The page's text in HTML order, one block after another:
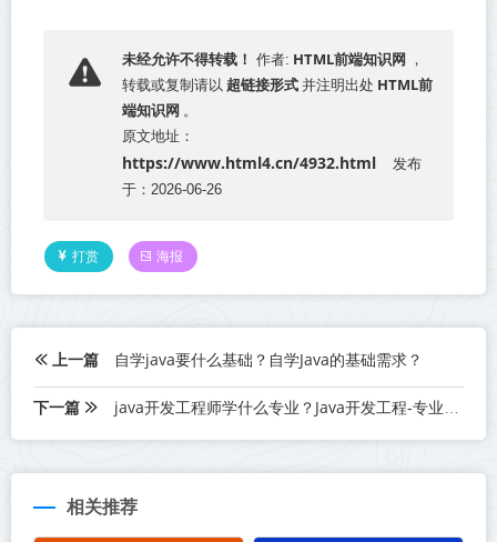
未经允许不得转载！ 作者: HTML前端知识网 ，
转载或复制请以 超链接形式 并注明出处 HTML前
端知识网 。
原文地址：
https://www.html4.cn/4932.html
发布
于：2026-06-26
打赏 海报
上一篇 自学java要什么基础？自学Java的基础需求？
下一篇 java开发工程师学什么专业？Java开发工程-专业选择指南
相关推荐